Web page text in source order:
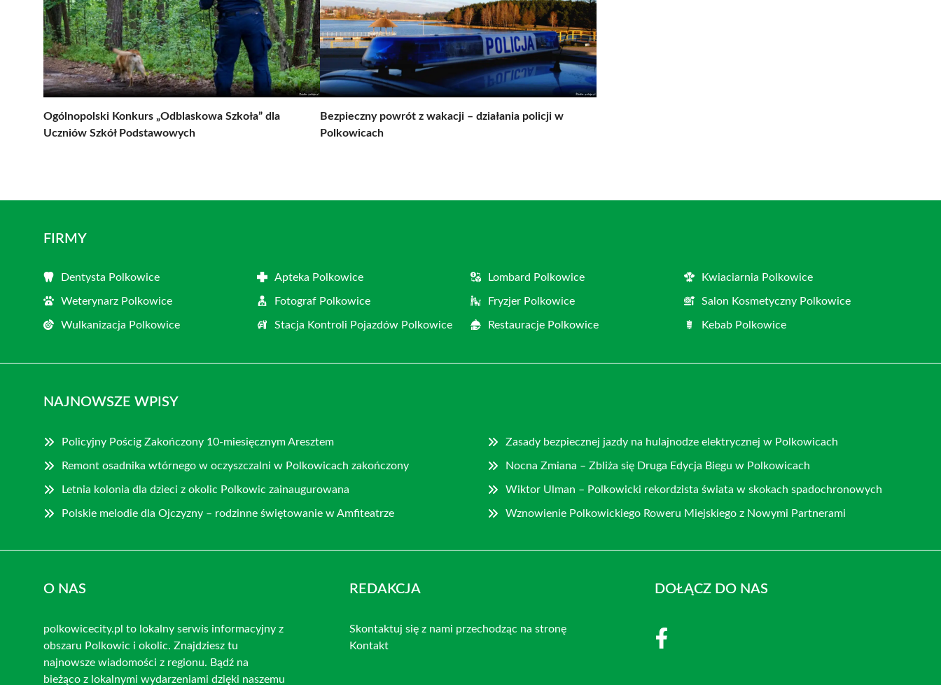
Ogólnopolski Konkurs „Odblaskowa Szkoła” dla
Uczniów Szkół Podstawowych
Bezpieczny powrót z wakacji – działania policji w
Polkowicach
FIRMY
Dentysta Polkowice Apteka Polkowice Lombard Polkowice Kwiaciarnia Polkowice
Weterynarz Polkowice Fotograf Polkowice Fryzjer Polkowice Salon Kosmetyczny Polkowice
Wulkanizacja Polkowice Stacja Kontroli Pojazdów Polkowice Restauracje Polkowice Kebab Polkowice
NAJNOWSZE WPISY
Policyjny Pościg Zakończony 10-miesięcznym Aresztem Zasady bezpiecznej jazdy na hulajnodze elektrycznej w Polkowicach
Remont osadnika wtórnego w oczyszczalni w Polkowicach zakończony Nocna Zmiana – Zbliża się Druga Edycja Biegu w Polkowicach
Letnia kolonia dla dzieci z okolic Polkowic zainaugurowana Wiktor Ulman – Polkowicki rekordzista świata w skokach spadochronowych
Polskie melodie dla Ojczyzny – rodzinne świętowanie w Amfiteatrze Wznowienie Polkowickiego Roweru Miejskiego z Nowymi Partnerami
O NAS
polkowicecity.pl to lokalny serwis informacyjny z
obszaru Polkowic i okolic. Znajdziesz tu
najnowsze wiadomości z regionu. Bądź na
bieżąco z lokalnymi wydarzeniami dzięki naszemu
REDAKCJA
Skontaktuj się z nami przechodząc na stronę
Kontakt
DOŁĄCZ DO NAS